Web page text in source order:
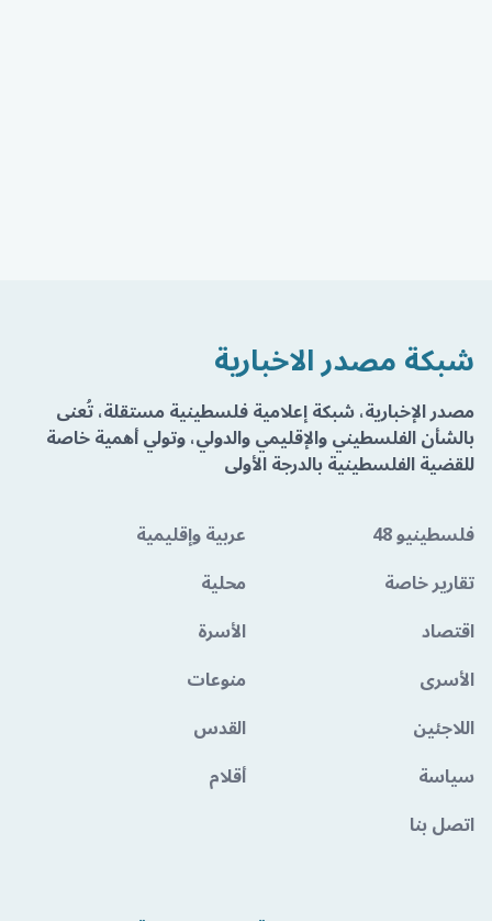
شبكة مصدر الاخبارية
مصدر الإخبارية، شبكة إعلامية فلسطينية مستقلة، تُعنى
بالشأن الفلسطيني والإقليمي والدولي، وتولي أهمية خاصة
للقضية الفلسطينية بالدرجة الأولى
فلسطينيو 48
عربية وإقليمية
تقارير خاصة
محلية
اقتصاد
الأسرة
الأسرى
منوعات
اللاجئين
القدس
سياسة
أقلام
اتصل بنا